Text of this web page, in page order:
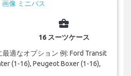
business_center
16 スーツケース
適なオプション 例: Ford Transit
(1-16), Peugeot Boxer (1-16),